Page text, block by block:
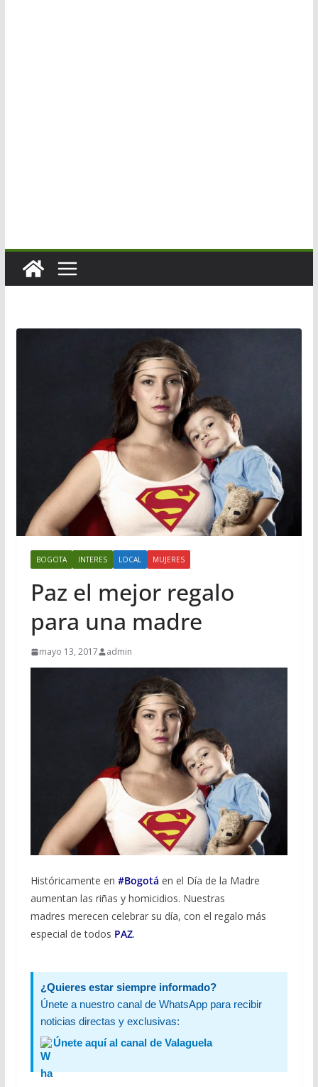
BOGOTA INTERES LOCAL MUJERES
Paz el mejor regalo
para una madre
mayo 13, 2017 admin
Históricamente en #Bogotá en el Día de la Madre
aumentan las riñas y homicidios. Nuestras
madres merecen celebrar su día, con el regalo más
especial de todos PAZ.
¿Quieres estar siempre informado?
Únete a nuestro canal de WhatsApp para recibir
noticias directas y exclusivas:
Únete aquí al canal de Valaguela